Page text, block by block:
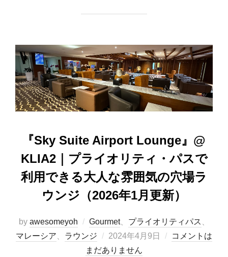
c
b
o
o
k
st
d
o
n
ail
『Sky Suite Airport Lounge』@
KLIA2｜プライオリティ・パスで
利用できる大人な雰囲気の穴場ラ
ウンジ（2026年1月更新）
by awesomeyoh Gourmet、 プライオリティパス
マレーシア
ラウンジ
投
稿
2024年4月9日
コメントは
まだありません